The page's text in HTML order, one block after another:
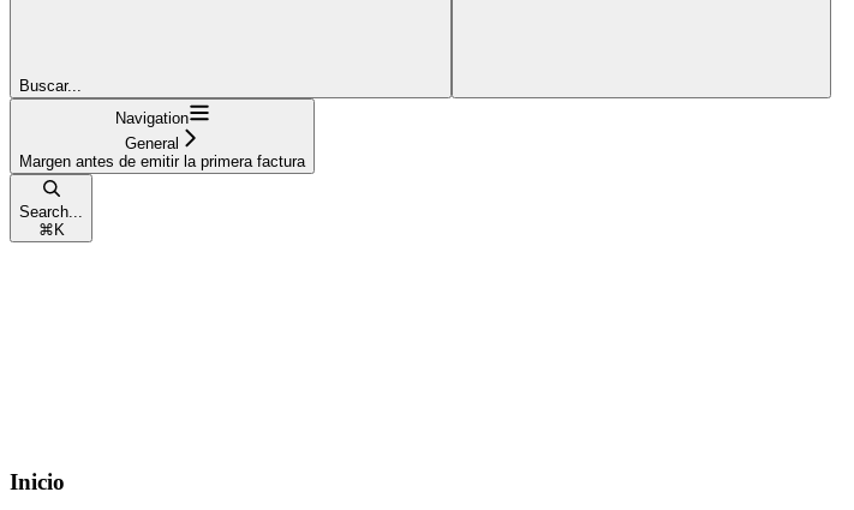
Buscar...
Navigation
General
Margen antes de emitir la primera factura
Search...
⌘ K
Inicio